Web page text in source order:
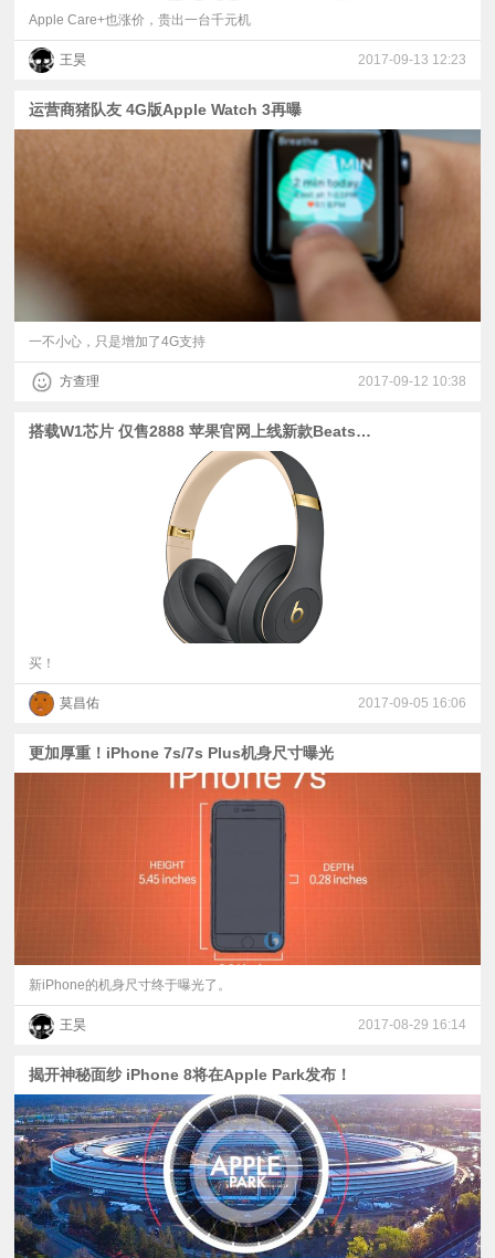
Apple Care+也涨价，贵出一台千元机
王昊 2017-09-13 12:23
运营商猪队友 4G版Apple Watch 3再曝
一不小心，只是增加了4G支持
方查理 2017-09-12 10:38
搭载W1芯片 仅售2888 苹果官网上线新款Beats耳机
买！
莫昌佑 2017-09-05 16:06
更加厚重！iPhone 7s/7s Plus机身尺寸曝光
新iPhone的机身尺寸终于曝光了。
王昊 2017-08-29 16:14
揭开神秘面纱 iPhone 8将在Apple Park发布！